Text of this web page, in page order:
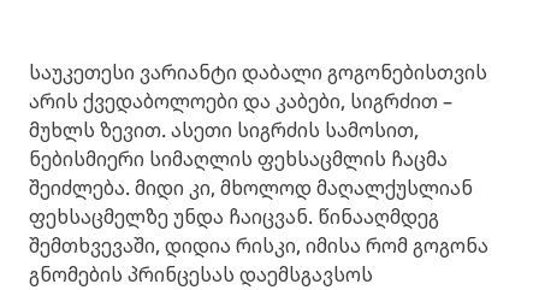
საუკეთესი ვარიანტი დაბალი გოგონებისთვის
არის ქვედაბოლოები და კაბები, სიგრძით –
მუხლს ზევით. ასეთი სიგრძის სამოსით,
ნებისმიერი სიმაღლის ფეხსაცმლის ჩაცმა
შეიძლება. მიდი კი, მხოლოდ მაღალქუსლიან
ფეხსაცმელზე უნდა ჩაიცვან. წინააღმდეგ
შემთხვევაში, დიდია რისკი, იმისა რომ გოგონა
გნომების პრინცესას დაემსგავსოს